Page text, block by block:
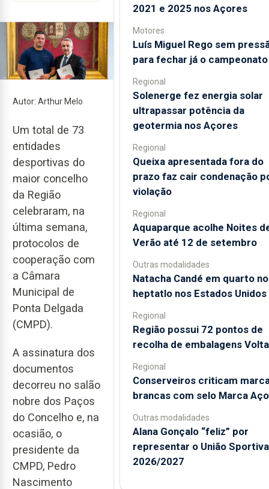
Autor: Arthur Melo
Um total de 73
entidades
desportivas do
maior concelho
da Região
celebraram, na
última semana,
protocolos de
cooperação com
a Câmara
Municipal de
Ponta Delgada
(CMPD).
A assinatura dos
documentos
decorreu no salão
nobre dos Paços
do Concelho e, na
ocasião, o
presidente da
CMPD, Pedro
Nascimento
2021 e 2025 nos Açores
Motores
Luís Miguel Rego sem
para fechar já o campeonato
Regional
Solenerge fez energia solar
ultrapassar potência da
geotermia nos Açores
Regional
Queixa apresentada fora do
prazo faz cair condenação
violação
Regional
Aquaparque acolhe Noites
Verão até 12 de setembro
Outras modalidades
Natacha Candé em quarto no
heptatlo nos Estados Unidos
Regional
Região possui 72 pontos de
recolha de embalagens Volta
Regional
Conserveiros criticam
brancas com selo Marca
Outras modalidades
Alana Gonçalo “feliz” por
representar o União
2026/2027